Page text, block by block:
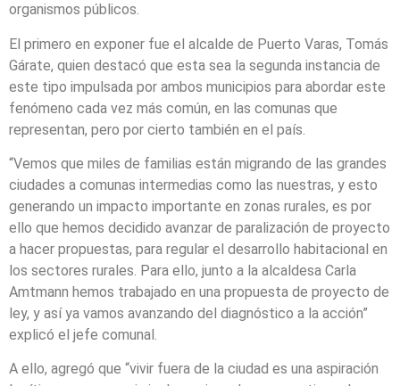
organismos públicos.
El primero en exponer fue el alcalde de Puerto Varas, Tomás
Gárate, quien destacó que esta sea la segunda instancia de
este tipo impulsada por ambos municipios para abordar este
fenómeno cada vez más común, en las comunas que
representan, pero por cierto también en el país.
“Vemos que miles de familias están migrando de las grandes
ciudades a comunas intermedias como las nuestras, y esto
generando un impacto importante en zonas rurales, es por
ello que hemos decidido avanzar de paralización de proyecto
a hacer propuestas, para regular el desarrollo habitacional en
los sectores rurales. Para ello, junto a la alcaldesa Carla
Amtmann hemos trabajado en una propuesta de proyecto de
ley, y así ya vamos avanzando del diagnóstico a la acción”
explicó el jefe comunal.
A ello, agregó que “vivir fuera de la ciudad es una aspiración